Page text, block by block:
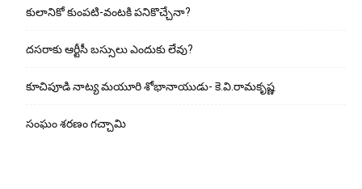
కులానికో కుంప‌టి-వంట‌కి ప‌నికొచ్చేనా?
ద‌స‌రాకు ఆర్టీసీ బ‌స్సులు ఎందుకు లేవు?
కూచిపూడి నాట్య మ‌యూరి శోభానాయుడు- కె.వి.రామకృష్ణ
సంఘం శరణం గచ్చామి